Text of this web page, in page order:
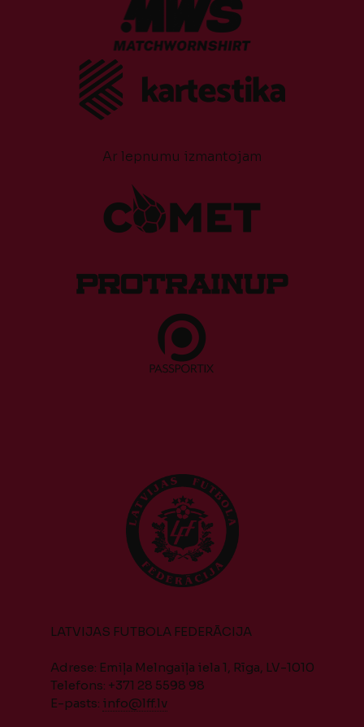
Ar lepnumu izmantojam
LATVIJAS FUTBOLA FEDERĀCIJA
Adrese: Emiļa Melngaiļa iela 1, Rīga, LV-1010
Telefons: +371 28 5598 98
E-pasts: info@lff.lv